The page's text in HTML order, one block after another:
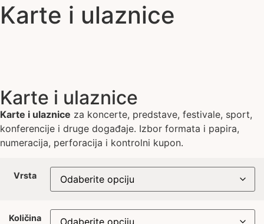
Karte i ulaznice
Karte i ulaznice
Karte i ulaznice za koncerte, predstave, festivale, sport,
konferencije i druge događaje. Izbor formata i papira,
numeracija, perforacija i kontrolni kupon.
Vrsta
Količina